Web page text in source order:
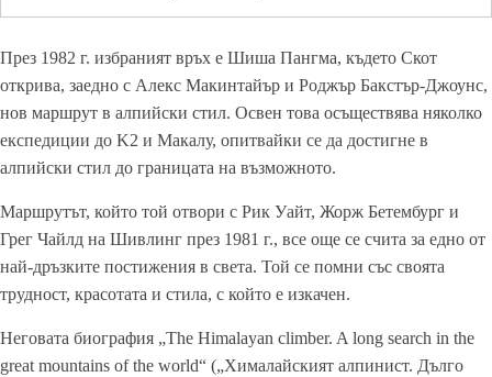
През 1982 г. избраният връх е Шиша Пангма, където Скот
открива, заедно с Алекс Макинтайър и Роджър Бакстър-Джоунс,
нов маршрут в алпийски стил. Освен това осъществява няколко
експедиции до K2 и Макалу, опитвайки се да достигне в
алпийски стил до границата на възможното.
Маршрутът, който той отвори с Рик Уайт, Жорж Бетембург и
Грег Чайлд на Шивлинг през 1981 г., все още се счита за едно от
най-дръзките постижения в света. Той се помни със своята
трудност, красотата и стила, с който е изкачен.
Неговата биография „The Himalayan climber. A long search in the
great mountains of the world“ („Хималайският алпинист. Дълго